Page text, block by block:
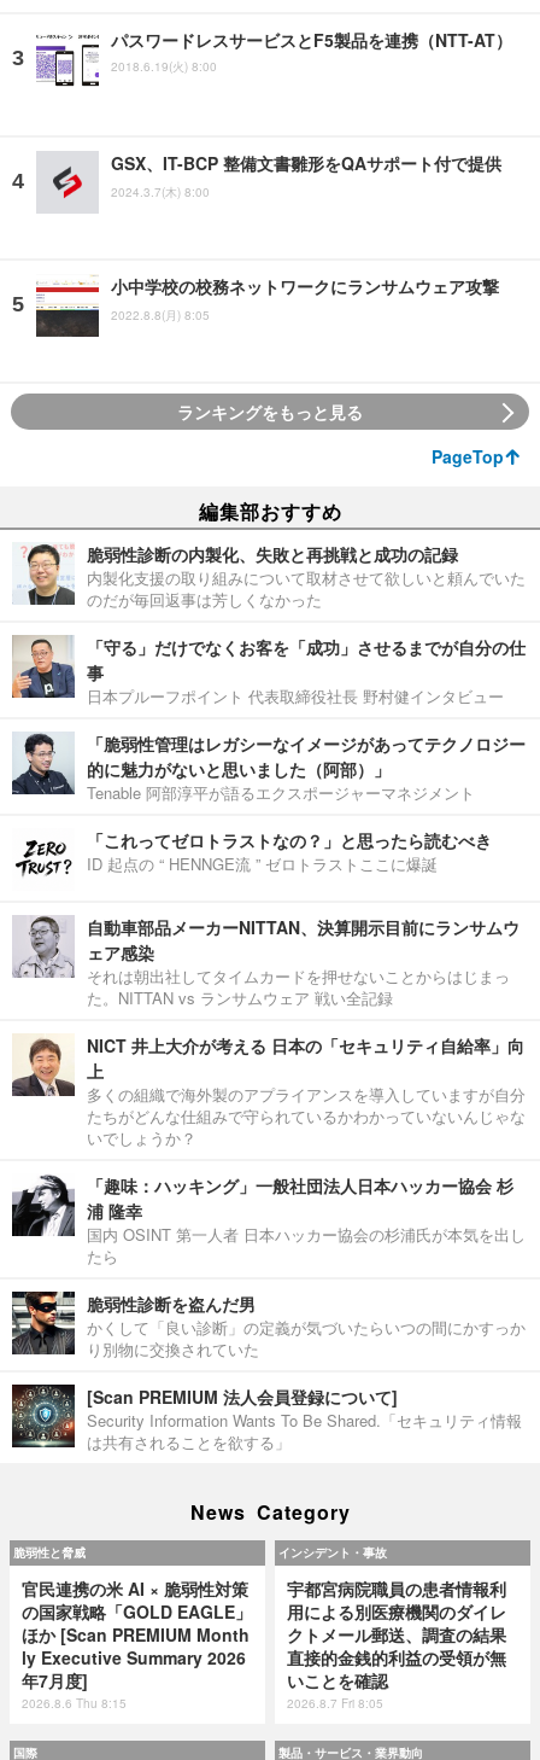
パスワードレスサービスとF5製品を連携（NTT-AT）
2018.6.19(火) 8:00
GSX、IT-BCP 整備文書雛形をQAサポート付で提供
2024.3.7(木) 8:00
小中学校の校務ネットワークにランサムウェア攻撃
2022.8.8(月) 8:05
ランキングをもっと見る
PageTop
編集部おすすめ
脆弱性診断の内製化、失敗と再挑戦と成功の記録
内製化支援の取り組みについて取材させて欲しいと頼んでいた
のだが毎回返事は芳しくなかった
「守る」だけでなくお客を「成功」させるまでが自分の仕
事
日本プルーフポイント 代表取締役社長 野村健インタビュー
「脆弱性管理はレガシーなイメージがあってテクノロジー
的に魅力がないと思いました（阿部）」
Tenable 阿部淳平が語るエクスポージャーマネジメント
「これってゼロトラストなの？」と思ったら読むべき
ID 起点の “ HENNGE流 ” ゼロトラストここに爆誕
自動車部品メーカーNITTAN、決算開示目前にランサムウ
ェア感染
それは朝出社してタイムカードを押せないことからはじまっ
た。NITTAN vs ランサムウェア 戦い全記録
NICT 井上大介が考える 日本の「セキュリティ自給率」向
上
多くの組織で海外製のアプライアンスを導入していますが自分
たちがどんな仕組みで守られているかわかっていないんじゃな
いでしょうか？
「趣味：ハッキング」一般社団法人日本ハッカー協会 杉
浦 隆幸
国内 OSINT 第一人者 日本ハッカー協会の杉浦氏が本気を出し
たら
脆弱性診断を盗んだ男
かくして「良い診断」の定義が気づいたらいつの間にかすっか
り別物に交換されていた
[Scan PREMIUM 法人会員登録について]
Security Information Wants To Be Shared.「セキュリティ情報
は共有されることを欲する」
News Category
脆弱性と脅威
官民連携の米 AI × 脆弱性対策
の国家戦略「GOLD EAGLE」
ほか [Scan PREMIUM Month
ly Executive Summary 2026
年7月度]
2026.8.6 Thu 8:15
インシデント・事故
宇都宮病院職員の患者情報利
用による別医療機関のダイレ
クトメール郵送、調査の結果
直接的金銭的利益の受領が無
いことを確認
2026.8.7 Fri 8:05
国際 製品・サービス・業界動向